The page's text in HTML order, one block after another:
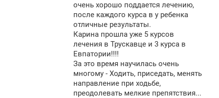
очень хорошо поддается лечению,
после каждого курса в у ребенка
отличные результаты.
Карина прошла уже 5 курсов
лечения в Трускавце и 3 курса в
Евпатории!!!!
За это время научилась очень
многому - Ходить, приседать, менять
направление при ходьбе,
преодолевать мелкие препятствия...